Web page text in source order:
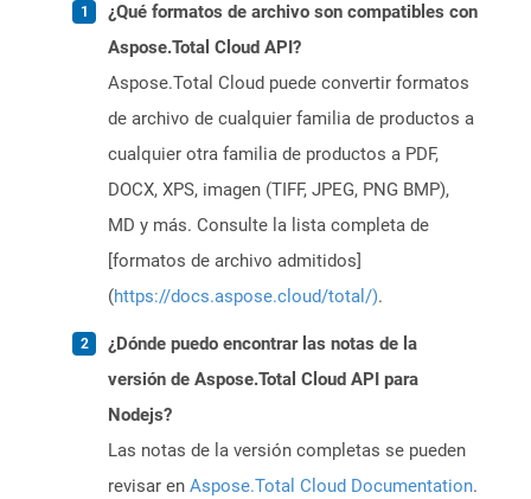
¿Qué formatos de archivo son compatibles con
Aspose.Total Cloud API?
Aspose.Total Cloud puede convertir formatos
de archivo de cualquier familia de productos a
cualquier otra familia de productos a PDF,
DOCX, XPS, imagen (TIFF, JPEG, PNG BMP),
MD y más. Consulte la lista completa de
[formatos de archivo admitidos]
(https://docs.aspose.cloud/total/).
¿Dónde puedo encontrar las notas de la
versión de Aspose.Total Cloud API para
Nodejs?
Las notas de la versión completas se pueden
revisar en Aspose.Total Cloud Documentation.